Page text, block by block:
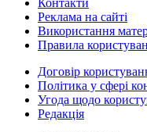
Реклама на сайті
Використання
Правила
Договір
Політика у сфері
Угода щодо
Редакція